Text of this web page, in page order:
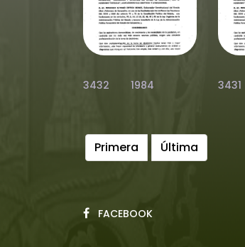
3432 1984 3431
Primera Última
FACEBOOK